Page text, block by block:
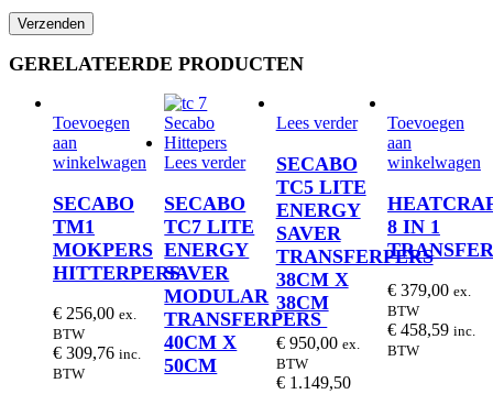
GERELATEERDE PRODUCTEN
Toevoegen
aan
winkelwagen
SECABO
TM1
MOKPERS
HITTERPERS
€ 256,00 ex.
BTW
€ 309,76 inc.
BTW
Lees verder
SECABO
TC7 LITE
ENERGY
SAVER
MODULAR
TRANSFERPERS
40CM X
50CM
Lees verder
SECABO
TC5 LITE
ENERGY
SAVER
TRANSFERPERS
38CM X
38CM
€950,00 ex.
BTW
€1.149,50
Toevoegen
aan
winkelwagen
8 IN 1
€379,00 ex.
BTW
€458,59 inc.
BTW